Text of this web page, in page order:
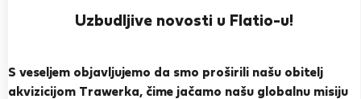
Uzbudljive novosti u Flatio-u!
S veseljem objavljujemo da smo proširili našu obitelj
akvizicijom Trawerka, čime jačamo našu globalnu misiju
Heroj susjedstva